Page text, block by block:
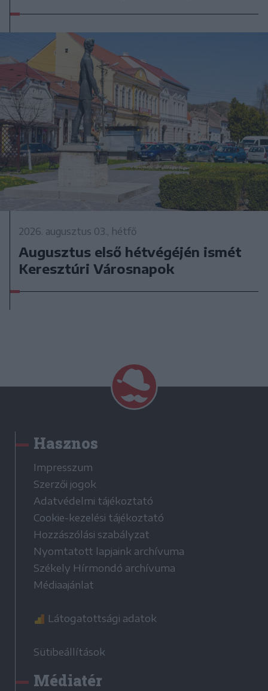
2026. augusztus 03., hétfő
Augusztus első hétvégéjén ismét
Keresztúri Városnapok
Hasznos
Impresszum
Szerzői jogok
Adatvédelmi tájékoztató
Cookie-kezelési tájékoztató
Hozzászólási szabályzat
Nyomtatott lapjaink archívuma
Székely Hírmondó archívuma
Médiaajánlat
Látogatottsági adatok
Sütibeállítások
Médiatér